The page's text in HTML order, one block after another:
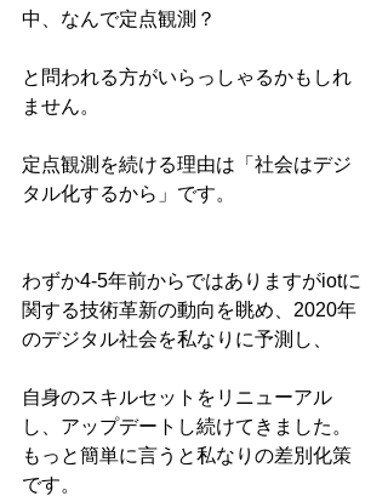
中、なんで定点観測？
と問われる方がいらっしゃるかもしれ
ません。
定点観測を続ける理由は「社会はデジ
タル化するから」です。
わずか4-5年前からではありますがiotに
関する技術革新の動向を眺め、2020年
のデジタル社会を私なりに予測し、
自身のスキルセットをリニューアル
し、アップデートし続けてきました。
もっと簡単に言うと私なりの差別化策
です。